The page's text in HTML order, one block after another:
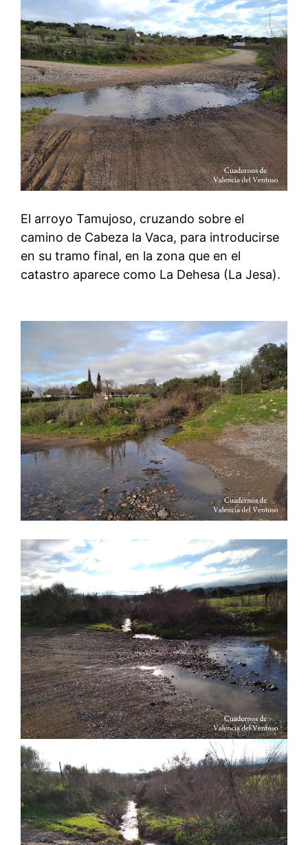
El arroyo Tamujoso, cruzando sobre el
camino de Cabeza la Vaca, para introducirse
en su tramo final, en la zona que en el
catastro aparece como La Dehesa (La Jesa).